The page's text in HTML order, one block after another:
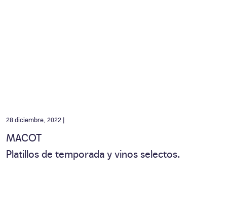
28 diciembre, 2022 |
MACOT
Platillos de temporada y vinos selectos.